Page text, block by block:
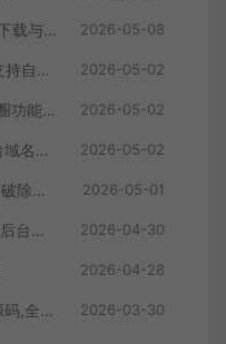
凌霄神途自适应官网带后台源码下载与安装教程 2026-05-08
小笑授权系统 V7.3 全开源版｜支持自由二次开发 2026-05-02
资源导航网源码 | 带发动态朋友圈功能 多端自适应引流导航系统 2026-05-02
DNS 多级域名分发系统 – 多平台域名解析统一管理源码 2026-05-02
公众号无限回调系统二开完整版 破除域名限制 商用 PHP 源码带搭建教程 2026-05-01
APP导航软件下载页PHP源码 带后台管理 手机应用推广引流单页网站源码 2026-04-30
2026-04-28
2026最新我爱导航V2.0.5系统源码,全新修复+美化版（自动来路IP排第一） 2026-03-30